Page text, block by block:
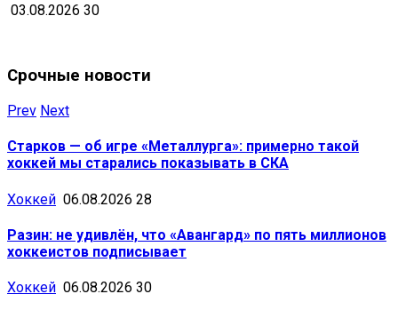
03.08.2026 30
Срочные новости
Prev Next
Старков — об игре «Металлурга»: примерно такой
хоккей мы старались показывать в СКА
Хоккей 06.08.2026 28
Разин: не удивлён, что «Авангард» по пять миллионов
хоккеистов подписывает
Хоккей 06.08.2026 30